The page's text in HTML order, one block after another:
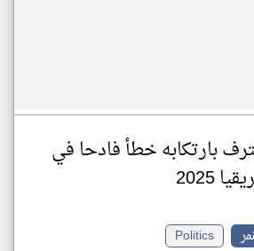
بارتكابه خطأ فادحا في
2025
Politics